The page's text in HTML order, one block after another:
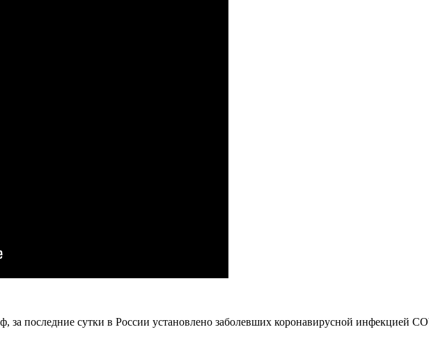
за последние сутки в России установлено заболевших коронавирусной инфекцией